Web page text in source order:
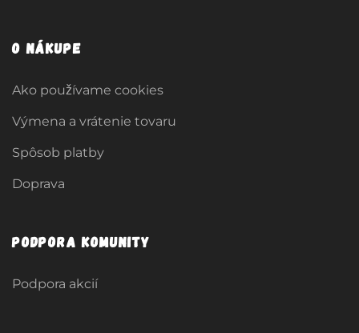
O nákupe
Ako používame cookies
Výmena a vrátenie tovaru
Spôsob platby
Doprava
Podpora komunity
Podpora akcií